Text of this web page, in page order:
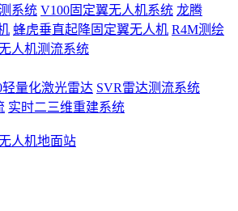
系统 V100固定翼无人机系统 龙腾
蜂虎垂直起降固定翼无人机 R4M测绘
人机测流系统
轻量化激光雷达 SVR雷达测流系统
实时二三维重建系统
人机地面站